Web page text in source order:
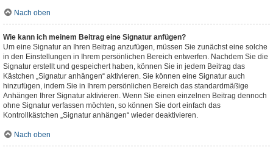
Nach oben
Wie kann ich meinem Beitrag eine Signatur anfügen?
Um eine Signatur an Ihren Beitrag anzufügen, müssen Sie zunächst eine solche
in den Einstellungen in Ihrem persönlichen Bereich entwerfen. Nachdem Sie die
Signatur erstellt und gespeichert haben, können Sie in jedem Beitrag das
Kästchen „Signatur anhängen“ aktivieren. Sie können eine Signatur auch
hinzufügen, indem Sie in Ihrem persönlichen Bereich das standardmäßige
Anhängen Ihrer Signatur aktivieren. Wenn Sie einen einzelnen Beitrag dennoch
ohne Signatur verfassen möchten, so können Sie dort einfach das
Kontrollkästchen „Signatur anhängen“ wieder deaktivieren.
Nach oben